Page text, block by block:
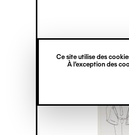
Ce site utilise des
À l’exception des
principal
verticale